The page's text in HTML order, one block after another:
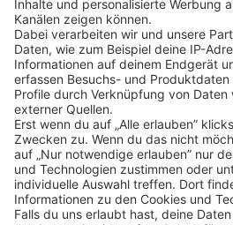
Klickehier, um alle offenen
Impressum Datenschutz
FAQ
Veranstaltungen